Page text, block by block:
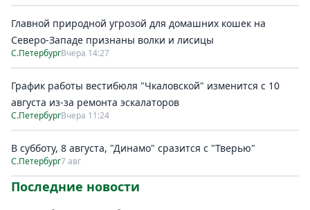
Главной природной угрозой для домашних кошек на
Северо-Западе признаны волки и лисицы
С.ПетербургВчера 14:27
График работы вестибюля "Чкаловской" изменится с 10
августа из-за ремонта эскалаторов
С.ПетербургВчера 11:24
В субботу, 8 августа, "Динамо" сразится с "Тверью"
С.Петербург7 авг
Последние новости